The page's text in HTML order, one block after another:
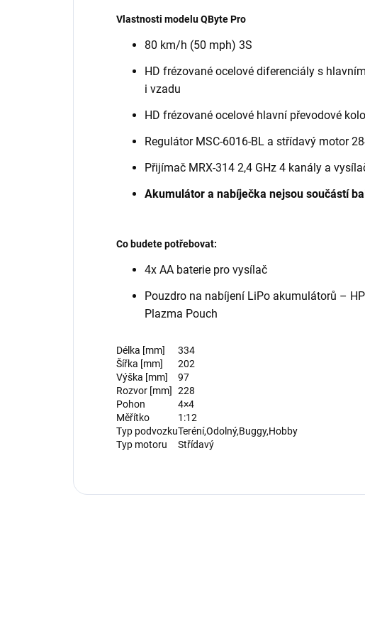
Vlastnosti modelu QByte Pro
80 km/h (50 mph) 3S
HD frézované ocelové diferenciály s
i vzadu
HD frézované ocelové hlavní převodové
Regulátor MSC-6016-BL a střídavý motor
Přijímač MRX-314 2,4 GHz 4 kanály a
Akumulátor a nabíječka nejsou součástí
Co budete potřebovat:
4x AA baterie pro vysílač
Pouzdro na nabíjení LiPo akumulátorů –
Plazma Pouch
Délka [mm]
334
Šířka [mm]
202
Výška [mm]
97
Rozvor [mm]
228
Pohon
4×4
Měřítko
1:12
Typ podvozkuTeréní,Odolný,Buggy,Hobby
Typ motoru
Střídavý